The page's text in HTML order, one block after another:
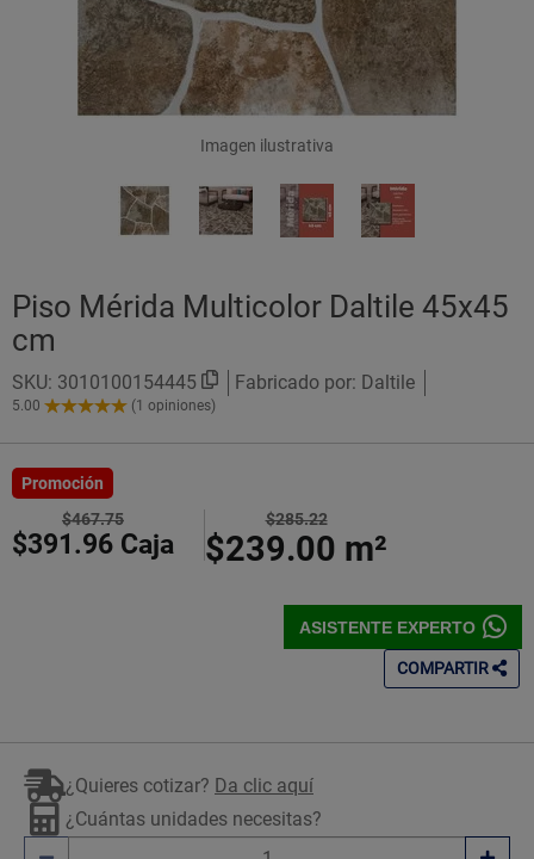
Imagen ilustrativa
Piso Mérida Multicolor Daltile 45x45
cm
SKU: 3010100154445 Fabricado por: Daltile
5.00
5.00
Estrellas!
(1 opiniones)
Promoción
$467.75
$391.96 Caja
$285.22
$239.00 m²
ASISTENTE EXPERTO
COMPARTIR
¿Quieres cotizar? Da clic aquí
¿Cuántas unidades necesitas?